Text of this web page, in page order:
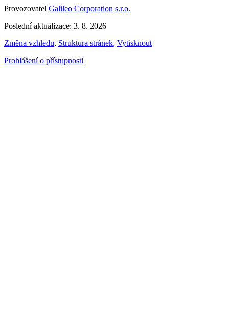
Provozovatel Galileo Corporation s.r.o.
Poslední aktualizace: 3. 8. 2026
Změna vzhledu, Struktura stránek, Vytisknout
Prohlášení o přístupnosti